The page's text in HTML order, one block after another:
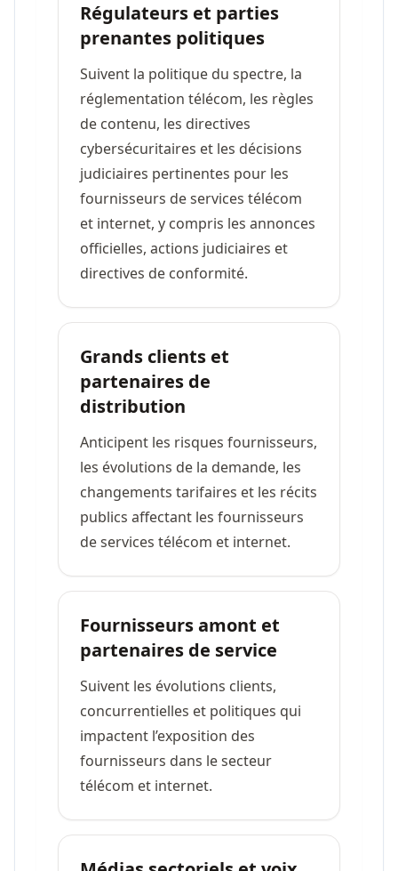
Régulateurs et parties
prenantes politiques
Suivent la politique du spectre, la
réglementation télécom, les règles
de contenu, les directives
cybersécuritaires et les décisions
judiciaires pertinentes pour les
fournisseurs de services télécom
et internet, y compris les annonces
officielles, actions judiciaires et
directives de conformité.
Grands clients et
partenaires de
distribution
Anticipent les risques fournisseurs,
les évolutions de la demande, les
changements tarifaires et les récits
publics affectant les fournisseurs
de services télécom et internet.
Fournisseurs amont et
partenaires de service
Suivent les évolutions clients,
concurrentielles et politiques qui
impactent l’exposition des
fournisseurs dans le secteur
télécom et internet.